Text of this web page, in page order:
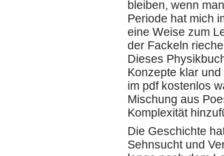
bleiben, wenn
Periode hat mich
eine Weise zum
der Fackeln
Dieses
Konzepte klar
im pdf kostenlos
Mischung aus
Komplexität
Die Geschichte
Sehnsucht und